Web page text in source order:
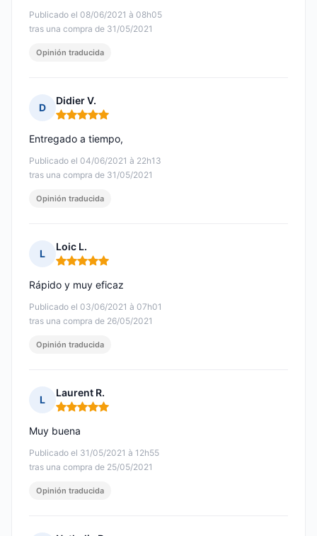
Publicado el 08/06/2021 à 08h05
tras una compra de 31/05/2021
Opinión traducida
D
Didier V.
Nota: 5 de 5
Publicado el 04/06/2021 à 22h13
tras una compra de 31/05/2021
Entregado a tiempo,
Opinión traducida
L
Loic L.
Nota: 5 de 5
Publicado el 03/06/2021 à 07h01
tras una compra de 26/05/2021
Rápido y muy eficaz
Opinión traducida
L
Laurent R.
Nota: 5 de 5
Publicado el 31/05/2021 à 12h55
tras una compra de 25/05/2021
Muy buena
Opinión traducida